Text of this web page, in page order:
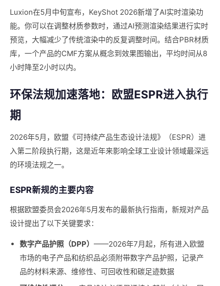
Luxion在5月中旬宣布，KeyShot 2026新增了AI实时渲染功
能。你可以在调整材质参数时，通过AI预测渲染结果进行实时
预览，大幅减少了传统渲染中的反复调整时间。结合PBR材质
库，一个产品的CMF方案从概念到效果图输出，平均时间从8
小时降至2小时以内。
环保法规加速落地：欧盟ESPR进入执行
期
2026年5月，欧盟《可持续产品生态设计法规》（ESPR）进
入第二阶段执行期，这是近年来影响全球工业设计领域最深远
的环境法规之一。
ESPR新规的主要内容
根据欧盟委员会2026年5月发布的最新执行指南，新规对产品
设计提出了以下关键要求：
数字产品护照（DPP） ——2026年7月起，所有进入欧盟
市场的电子产品和纺织品必须附带数字产品护照，记录产
品的材料来源、维修性、可回收性和碳足迹数据